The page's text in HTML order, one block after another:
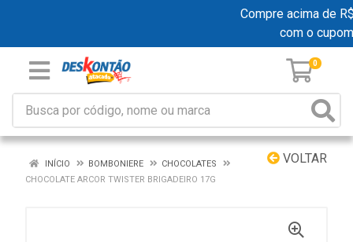
Compre acima de
com o cupom
0
VOLTAR
INÍCIO BOMBONIERE
CHOCOLATES
CHOCOLATE ARCOR TWISTER BRIGADEIRO 17G